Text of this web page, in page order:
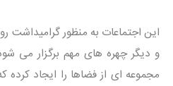
این اجتماعات به منظور گرامیداشت
و دیگر چهره های مهم برگزار می
مجموعه ای از فضاها را ایجاد کرده